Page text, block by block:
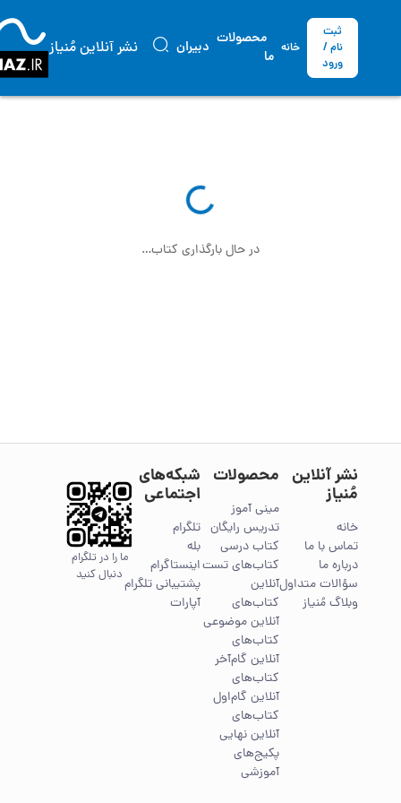
ثبت
نام /
ورود
خانه
محصولات
ما
دبیران نشر آنلاین مُنیاز
در حال بارگذاری کتاب…
نشر آنلاین
مُنیاز
خانه
تماس با ما
درباره ما
سؤالات متداول
وبلاگ مُنیاز
محصولات
مینی آموز
تدریس رایگان
کتاب درسی
کتاب‌های تست
آنلاین
کتاب‌های
آنلاین موضوعی
کتاب‌های
آنلاین گام‌آخر
کتاب‌های
آنلاین گام‌اول
کتاب‌های
آنلاین نهایی
پکیج‌های
آموزشی
شبکه‌های
اجتماعی
تلگرام
بله
اینستاگرام
پشتیبانی تلگرام
آپارات
ما را در تلگرام
دنبال کنید